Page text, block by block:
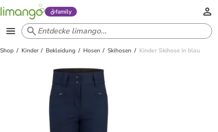
family
Shop Kinder Bekleidung Hosen Skihosen Kinder Skihose in blau